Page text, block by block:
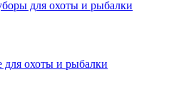
для охоты и рыбалки
для охоты и рыбалки